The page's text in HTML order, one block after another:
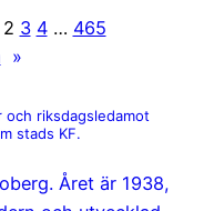
2 3 4 … 465
»
och riksdagsledamot
stads KF.